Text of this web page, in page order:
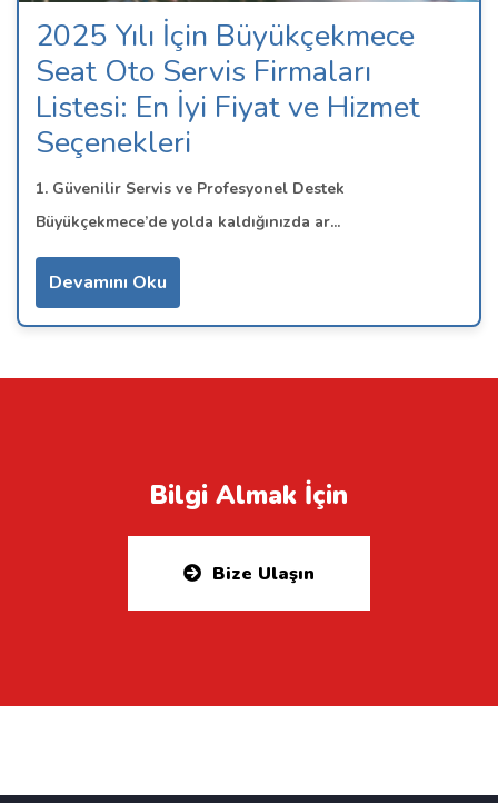
2025 Yılı İçin Büyükçekmece
Seat Oto Servis Firmaları
Listesi: En İyi Fiyat ve Hizmet
Seçenekleri
1. Güvenilir Servis ve Profesyonel Destek
Büyükçekmece’de yolda kaldığınızda ar...
Devamını Oku
Bilgi Almak İçin
Bize Ulaşın